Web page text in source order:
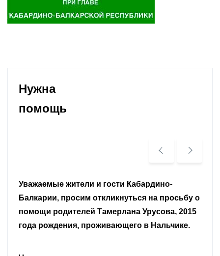
Нужна
помощь
Уважаемые земляки и все неравнодушные
граждане.
Читать далее